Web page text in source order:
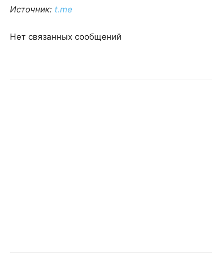
Источник: t.me
Нет связанных сообщений